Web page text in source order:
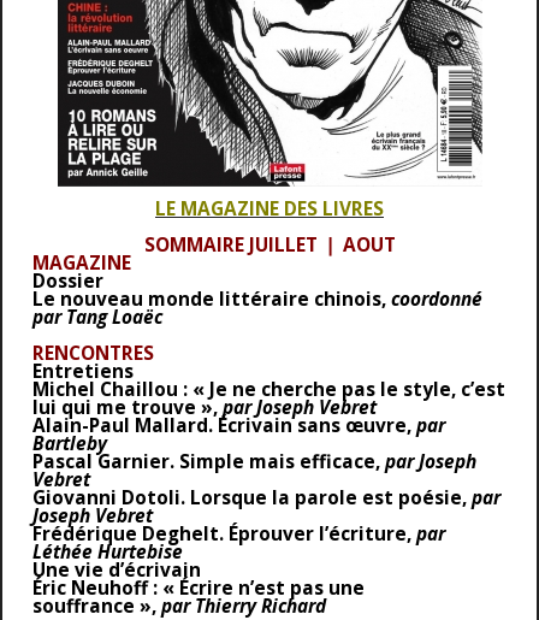
LE MAGAZINE DES LIVRES
SOMMAIRE JUILLET ❘ AOUT
MAGAZINE
Dossier
Le nouveau monde littéraire chinois,coordonné
par Tang Loaëc
RENCONTRES
Entretiens
Michel Chaillou : « Je ne cherche pas le style, c’est
lui qui me trouve »,par Joseph Vebret
Alain-Paul Mallard. Écrivain sans œuvre,par
Bartleby
Pascal Garnier. Simple mais efficace,par Joseph
Vebret
Giovanni Dotoli. Lorsque la parole est poésie,par
Joseph Vebret
Frédérique Deghelt. Éprouver l’écriture,par
Léthée Hurtebise
Une vie d’écrivain
Éric Neuhoff : « Écrire n’est pas une
souffrance »,par Thierry Richard